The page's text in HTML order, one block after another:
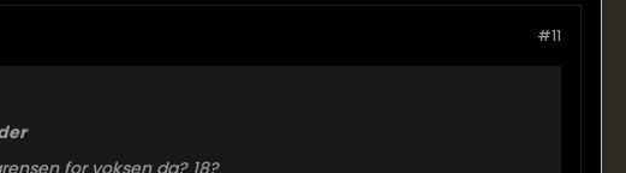
#11
for voksen da? 18?